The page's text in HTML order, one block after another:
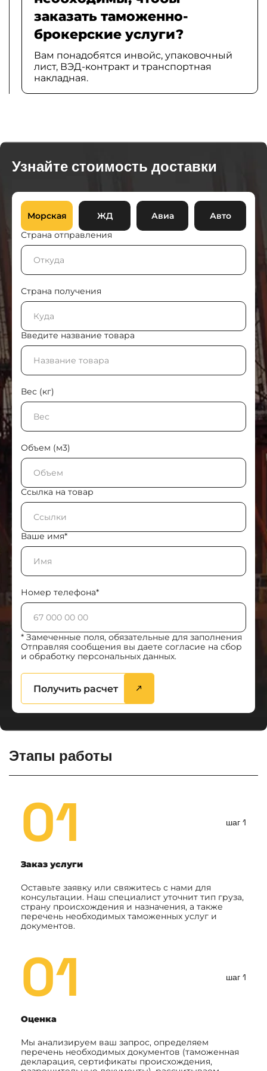
заказать таможенно-
брокерские услуги?
Вам понадобятся инвойс, упаковочный
лист, ВЭД-контракт и транспортная
накладная.
Узнайте стоимость доставки
Морская ЖД Авиа
Авто
Страна отправления
Страна получения
Введите название товара
Вес (кг)
Объем (м3)
Ссылка на товар
Ваше имя*
Номер телефона*
* Замеченные поля, обязательные для заполнения
Отправляя сообщения вы даете согласие на сбор
и обработку персональных данных.
Получить расчет
Этапы работы
01 шаг 1
Заказ услуги
Оставьте заявку или свяжитесь с нами для
консультации. Наш специалист уточнит тип груза,
страну происхождения и назначения, а также
перечень необходимых таможенных услуг и
документов.
01 шаг 1
Оценка
Мы анализируем ваш запрос, определяем
перечень необходимых документов (таможенная
декларация, сертификаты происхождения,